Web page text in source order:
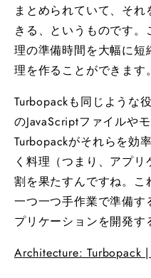
まとめられていて、そ
きる、というものです
理の準備時間を大幅に
理を作ることができます。
Turbopackも同じような
のJavaScriptファイルや
Turbopackがそれらを効
く料理（つまり、アプ
割を果たすんですね。こ
一つ一つ手作業で準備す
プリケーションを開発す
Architecture: Turbopack